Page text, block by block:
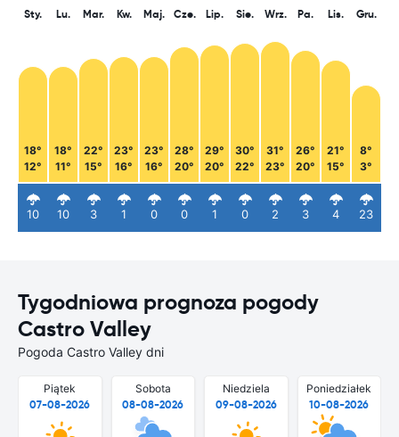
Sty.
18°
12°
10
Lu.
18°
11°
10
Mar.
22°
15°
3
Kw.
23°
16°
1
Maj.
23°
16°
0
Cze.
28°
20°
0
Lip.
29°
20°
1
Sie.
30°
22°
0
Wrz.
31°
23°
2
Pa.
26°
20°
3
Lis.
21°
15°
4
Gru.
8°
3°
23
Tygodniowa prognoza pogody
Castro Valley
Pogoda Castro Valley dni
Piątek
07-08-2026
Sobota
08-08-2026
Niedziela
09-08-2026
Poniedziałek
10-08-2026